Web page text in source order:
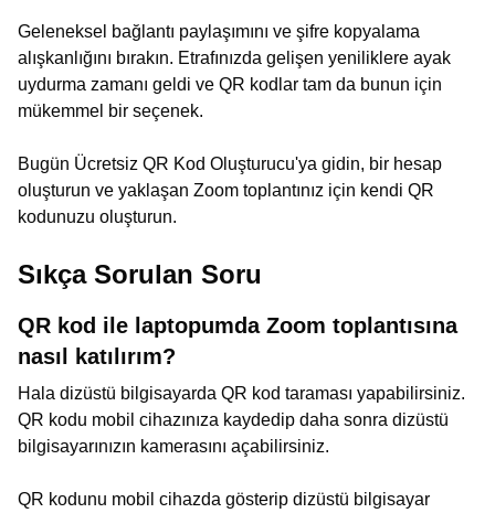
Geleneksel bağlantı paylaşımını ve şifre kopyalama
alışkanlığını bırakın. Etrafınızda gelişen yeniliklere ayak
uydurma zamanı geldi ve QR kodlar tam da bunun için
mükemmel bir seçenek.
Bugün Ücretsiz QR Kod Oluşturucu'ya gidin, bir hesap
oluşturun ve yaklaşan Zoom toplantınız için kendi QR
kodunuzu oluşturun.
Sıkça Sorulan Soru
QR kod ile laptopumda Zoom toplantısına
nasıl katılırım?
Hala dizüstü bilgisayarda QR kod taraması yapabilirsiniz.
QR kodu mobil cihazınıza kaydedip daha sonra dizüstü
bilgisayarınızın kamerasını açabilirsiniz.
QR kodunu mobil cihazda gösterip dizüstü bilgisayar